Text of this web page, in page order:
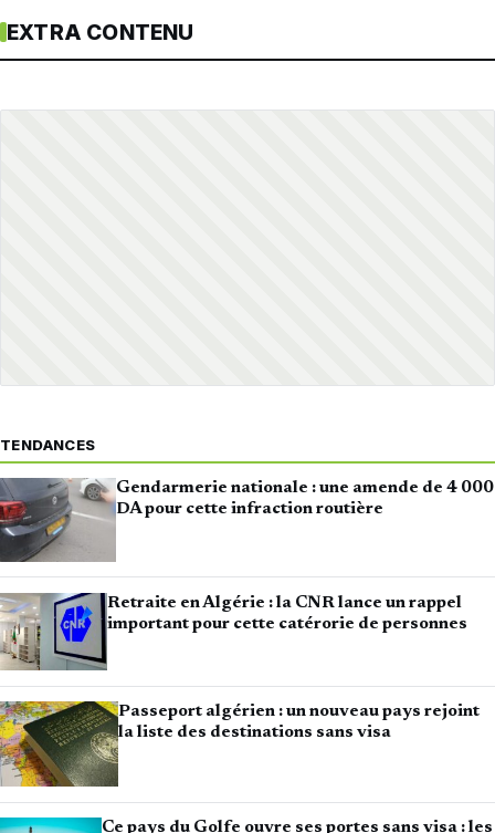
EXTRA CONTENU
TENDANCES
Gendarmerie nationale : une amende de 4 000
DA pour cette infraction routière
Retraite en Algérie : la CNR lance un rappel
important pour cette catérorie de personnes
Passeport algérien : un nouveau pays rejoint
la liste des destinations sans visa
Ce pays du Golfe ouvre ses portes sans visa : les